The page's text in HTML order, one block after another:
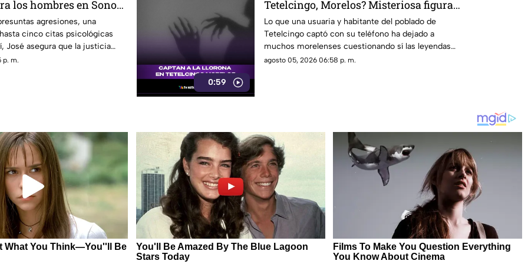
los hombres en Sonora
conversación en
agresiones, una
cinco citas psicológicas
José asegura que la justicia
p. m.
0:59
Tetelcingo, Morelos? Misteriosa figura y
lamentos en Tetelcingo, Morelos,
estremecen las redes
Lo que una usuaria y habitante del poblado de
Tetelcingo captó con su teléfono ha dejado a
muchos morelenses cuestionando sí las leyendas
que se han contado de generación en generación
agosto 05, 2026 06:58 p. m.